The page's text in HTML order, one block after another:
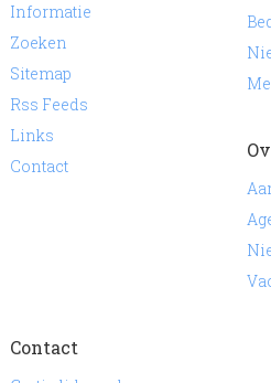
Informatie
Zoeken
Sitemap
Rss Feeds
Links
Contact
Contact